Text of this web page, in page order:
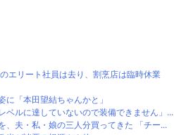
エリート社員は去り、割烹店は臨時休業
に「本田望結ちゃんかと」
ベルに達していないので装備できません」...
、夫・私・娘の三人分買ってきた 「チー...